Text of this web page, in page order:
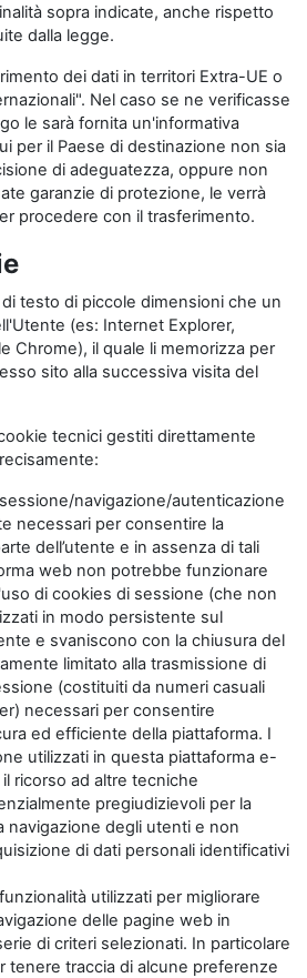
sopra indicate, anche rispetto
dalla legge.
dei dati in territori Extra-UE o
Nel caso se ne verificasse
le sarà fornita un'informativa
per il Paese di destinazione non sia
di adeguatezza, oppure non
garanzie di protezione, le verrà
procedere con il trasferimento.
testo di piccole dimensioni che un
(es: Internet Explorer,
Chrome), il quale li memorizza per
sito alla successiva visita del
tecnici gestiti direttamente
navigazione/autenticazione
necessari per consentire la
dell’utente e in assenza di tali
web non potrebbe funzionare
di cookies di sessione (che non
in modo persistente sul
e svaniscono con la chiusura del
limitato alla trasmissione di
(costituiti da numeri casuali
necessari per consentire
ed efficiente della piattaforma. I
utilizzati in questa piattaforma e-
ricorso ad altre tecniche
pregiudizievoli per la
navigazione degli utenti e non
di dati personali identificativi
utilizzati per migliorare
delle pagine web in
di criteri selezionati. In particolare
tenere traccia di alcune preferenze